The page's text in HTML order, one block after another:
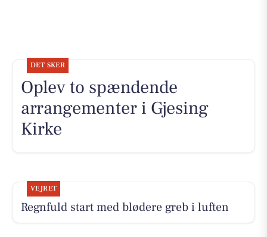
DET SKER
Oplev to spændende
arrangementer i Gjesing
Kirke
VEJRET
Regnfuld start med blødere greb i luften